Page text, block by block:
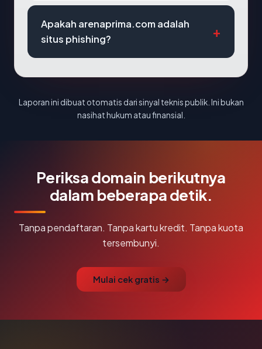
Apakah arenaprima.com adalah
situs phishing?
Laporan ini dibuat otomatis dari sinyal teknis publik. Ini bukan
nasihat hukum atau finansial.
Periksa domain berikutnya
dalam beberapa detik.
Tanpa pendaftaran. Tanpa kartu kredit. Tanpa kuota
tersembunyi.
Mulai cek gratis →